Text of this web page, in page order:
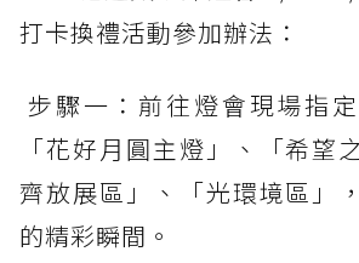
打卡換禮活動參加辦法：
步驟一：前往燈會現場指
「花好月圓主燈」、「希望
齊放展區」、「光環境區」
的精彩瞬間。